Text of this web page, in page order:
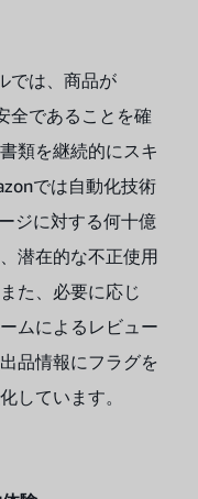
では、商品が
全であることを確
類を継続的にスキ
では自動化技術
ジに対する何十億
潜在的な不正使用
た、必要に応じ
ムによるレビュー
品情報にフラグを
しています。